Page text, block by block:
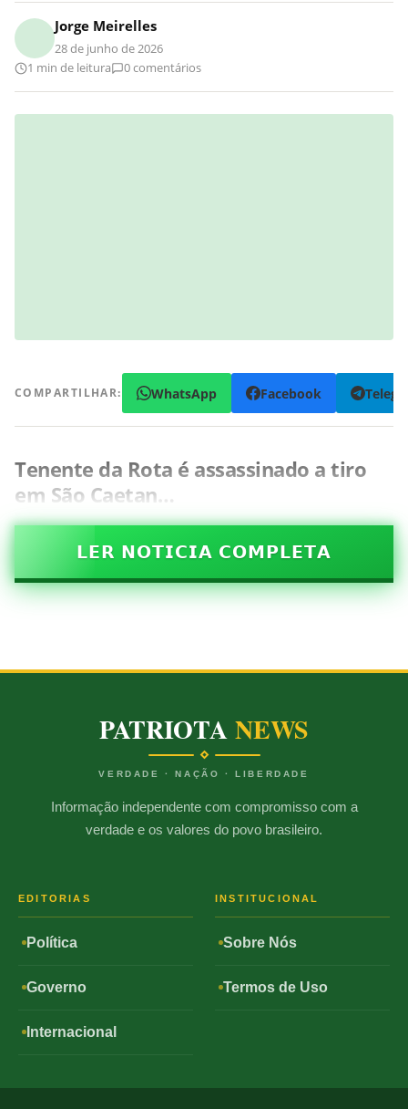
Jorge Meirelles
28 de junho de 2026
1 min de leitura
0 comentários
COMPARTILHAR: WhatsApp Facebook
Tenente da Rota é assassinado a tiro
em São Caetan…
𝗟𝗘𝗥 𝗡𝗢𝗧𝗜𝗖𝗜𝗔 𝗖𝗢𝗠𝗣𝗟𝗘𝗧𝗔
PATRIOTANEWS
VERDADE · NAÇÃO · LIBERDADE
Informação independente com compromisso com a
verdade e os valores do povo brasileiro.
EDITORIAS
Política
Governo
Internacional
INSTITUCIONAL
Sobre Nós
Termos de Uso